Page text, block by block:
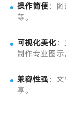
操作简便：
等。
可视化美化
制作专业图示
兼容性强：
享。